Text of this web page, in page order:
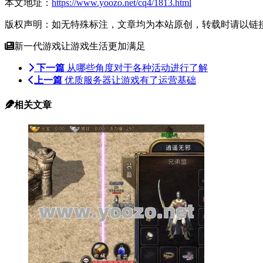
本文地址： https://www.yoozo.net/cq4/1813.html
版权声明：如无特殊标注，文章均为本站原创，转载时请以链
新一代游戏让游戏生活更加满足
下一篇 从哪些角度对于各种活动进行了解
上一篇 优质服务器让游戏有了运营基础
相关文章